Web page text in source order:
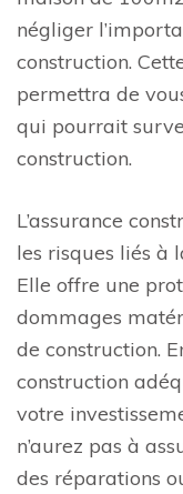
négliger
construction.
permettra de
qui pourrait
construction.
L’assurance
les risques liés à
Elle offre une
dommages
de construction.
construction
votre
n’aurez pas à
des réparations